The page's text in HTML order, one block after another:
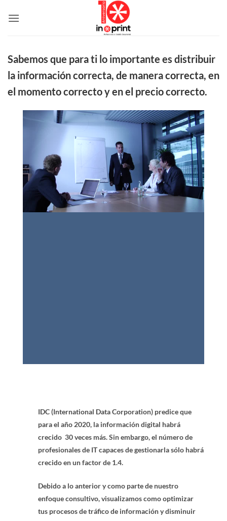
Sabemos que para ti lo importante es distribuir
la información correcta, de manera correcta, en
el momento correcto y en el precio correcto.
IDC (International Data Corporation) predice que
para el año 2020, la información digital habrá
crecido 30 veces más. Sin embargo, el número de
profesionales de IT capaces de gestionarla sólo habrá
crecido en un factor de 1.4.
Debido a lo anterior y como parte de nuestro
enfoque consultivo, visualizamos como optimizar
tus procesos de tráfico de información y disminuir